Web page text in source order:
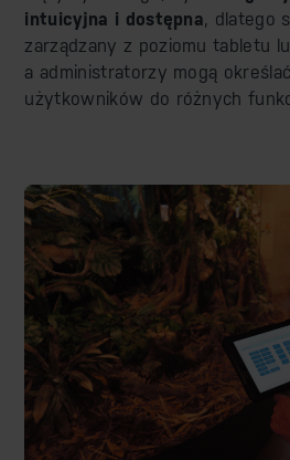
intuicyjna i dostępna, dlatego
zarządzany z poziomu tabletu
a administratorzy mogą
użytkowników do różnych